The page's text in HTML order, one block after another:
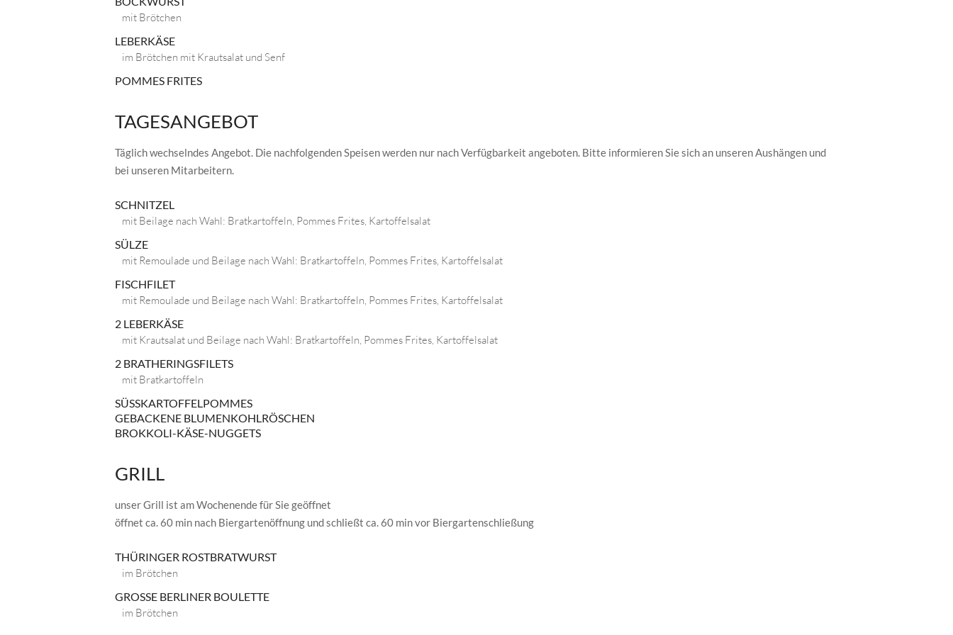
mit Brötchen
LEBERKÄSE
im Brötchen mit Krautsalat und Senf
POMMES FRITES
TAGESANGEBOT
Täglich wechselndes Angebot. Die nachfolgenden Speisen werden nur nach Verfügbarkeit angeboten. Bitte informieren Sie sich an unseren Aushängen und
bei unseren Mitarbeitern.
SCHNITZEL
mit Beilage nach Wahl: Bratkartoffeln, Pommes Frites, Kartoffelsalat
SÜLZE
mit Remoulade und Beilage nach Wahl: Bratkartoffeln, Pommes Frites, Kartoffelsalat
FISCHFILET
mit Remoulade und Beilage nach Wahl: Bratkartoffeln, Pommes Frites, Kartoffelsalat
2 LEBERKÄSE
mit Krautsalat und Beilage nach Wahl: Bratkartoffeln, Pommes Frites, Kartoffelsalat
2 BRATHERINGSFILETS
mit Bratkartoffeln
SÜSSKARTOFFELPOMMES
GEBACKENE BLUMENKOHLRÖSCHEN
BROKKOLI-KÄSE-NUGGETS
GRILL
unser Grill ist am Wochenende für Sie geöffnet
öffnet ca. 60 min nach Biergartenöffnung und schließt ca. 60 min vor Biergartenschließung
THÜRINGER ROSTBRATWURST
im Brötchen
GROSSE BERLINER BOULETTE
im Brötchen